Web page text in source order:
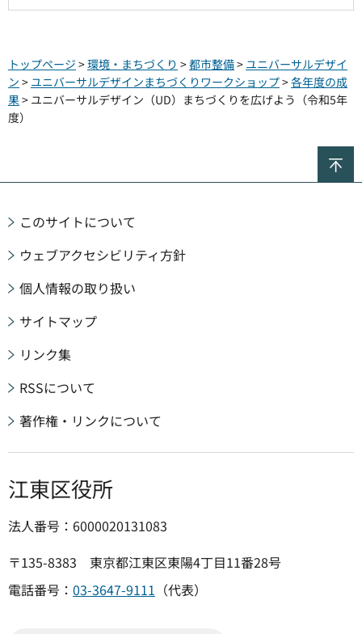
トップページ >環境・まちづくり >都市整備> ユニバーサルデザイ
ン > ユニバーサルデザインまちづくりワークショップ>各年度の成
果> ユニバーサルデザイン（UD）まちづくりを広げよう（令和5年
度）
このサイトについて
ウェブアクセシビリティ方針
個人情報の取り扱い
サイトマップ
リンク集
RSSについて
著作権・リンクについて
江東区役所
法人番号：6000020131083
〒135-8383 東京都江東区東陽4丁目11番28号
電話番号： 03-3647-9111 （代表）